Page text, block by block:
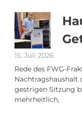
15. Juli 2026
Rede des FWG-
Nachtragshaushalt
gestrigen Sitzung
mehrheitlich,